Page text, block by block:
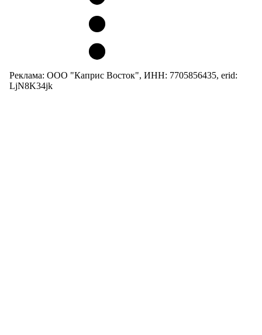
Реклама: ООО "Каприс Восток", ИНН: 7705856435, erid:
LjN8K34jk